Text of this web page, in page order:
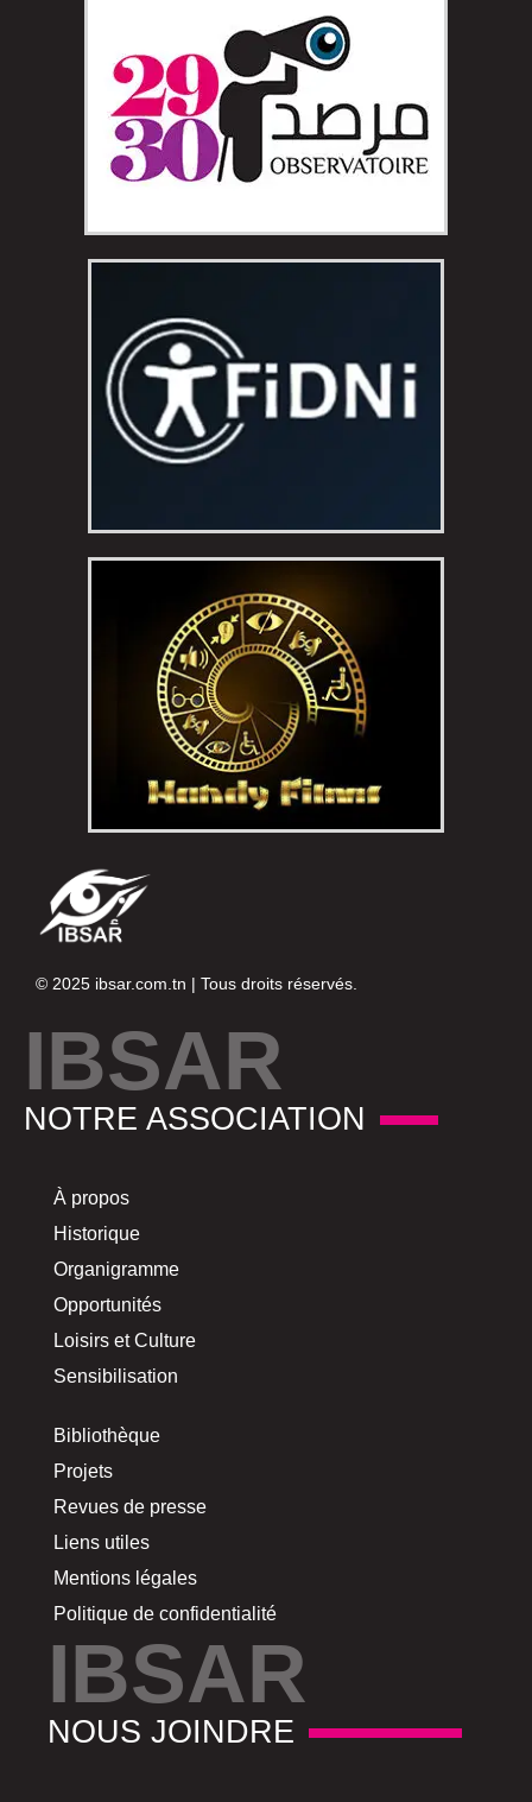
© 2025 ibsar.com.tn | Tous droits réservés.
IBSAR
NOTRE ASSOCIATION
À propos
Historique
Organigramme
Opportunités
Loisirs et Culture
Sensibilisation
Bibliothèque
Projets
Revues de presse
Liens utiles
Mentions légales
Politique de confidentialité
IBSAR
NOUS JOINDRE